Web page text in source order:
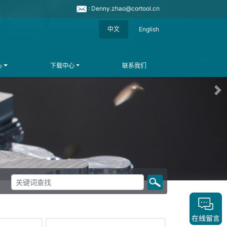
: Denny.zhao@cortool.cn
中文 English
下载中心 联系我们